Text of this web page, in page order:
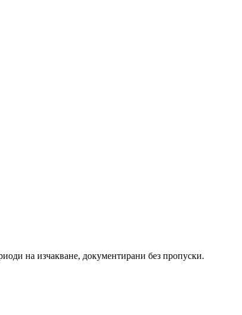
на изчакване, документирани без пропуски.